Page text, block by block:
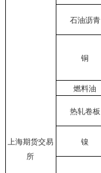
上海期货交易
所
石油沥青
铜
燃料油
热轧卷板
镍